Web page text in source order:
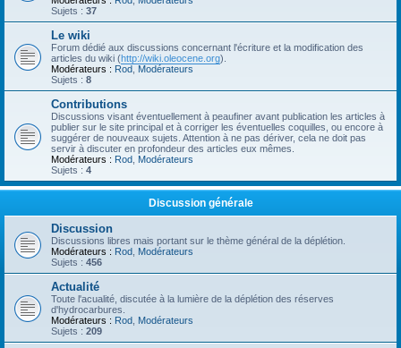
Sujets : 37
Le wiki
Forum dédié aux discussions concernant l'écriture et la modification des
articles du wiki (http://wiki.oleocene.org).
Modérateurs : Rod Modérateurs
Sujets : 8
Contributions
Discussions visant éventuellement à peaufiner avant publication les articles à
publier sur le site principal et à corriger les éventuelles coquilles, ou encore à
suggérer de nouveaux sujets. Attention à ne pas dériver, cela ne doit pas
servir à discuter en profondeur des articles eux mêmes.
Modérateurs : Rod Modérateurs
Sujets : 4
Discussion générale
Discussion
Discussions libres mais portant sur le thème général de la déplétion.
Modérateurs : Rod Modérateurs
Sujets : 456
Actualité
Toute l'acualité, discutée à la lumière de la déplétion des réserves
d'hydrocarbures.
Modérateurs : Rod Modérateurs
Sujets : 209